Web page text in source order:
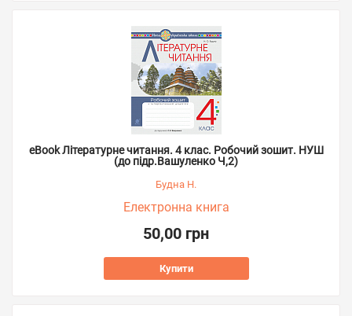
eBook Літературне читання. 4 клас. Робочий зошит. НУШ
(до підр.Вашуленко Ч,2)
Будна Н.
Електронна книга
50,00 грн
Купити